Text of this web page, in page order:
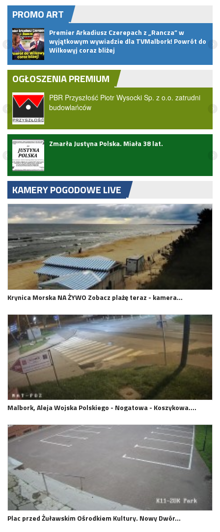
PROMO ART
Premier Arkadiusz Czerepach z „Rancza” w
wyjątkowym wywiadzie dla TVMalbork! Powrót do
Wilkowyj coraz bliżej
OGŁOSZENIA PREMIUM
PBR Przyszłość Piotr Wysocki Sp. z o.o. zatrudni
budowlańców
Zmarła Justyna Polska. Miała 38 lat.
KAMERY POGODOWE LIVE
Krynica Morska NA ŻYWO Zobacz plażę teraz - kamera…
Malbork, Aleja Wojska Polskiego - Nogatowa - Koszykowa.…
Plac przed Żuławskim Ośrodkiem Kultury. Nowy Dwór…